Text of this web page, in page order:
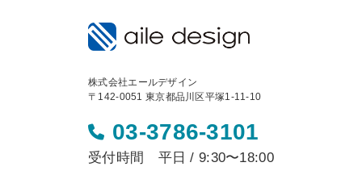
株式会社エールデザイン
〒142-0051 東京都品川区平塚1-11-10
03-3786-3101
受付時間 平日 / 9:30〜18:00